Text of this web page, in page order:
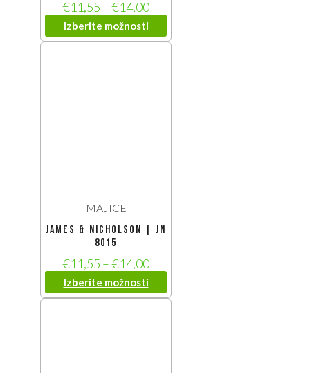
€11,55 –€14,00
Izberite možnosti
MAJICE
James & Nicholson | JN
8015
€11,55 –€14,00
Izberite možnosti